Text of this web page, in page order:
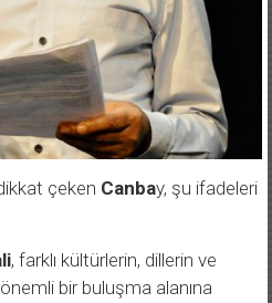
çeken Canbay, şu ifadeleri
, farklı kültürlerin, dillerin ve
bir buluşma alanına